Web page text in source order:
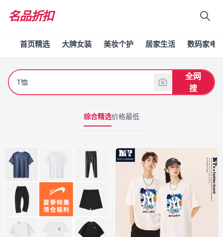
名品折扣
首页精选 大牌女装 美妆个护 居家生活 数码家电
全网
搜
综合精选价格最低